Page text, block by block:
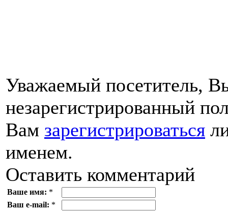
Уважаемый посетитель,
незарегистрированный
Вам зарегистрироваться
именем.
Оставить комментарий
Ваше имя: *
Ваш e-mail: *